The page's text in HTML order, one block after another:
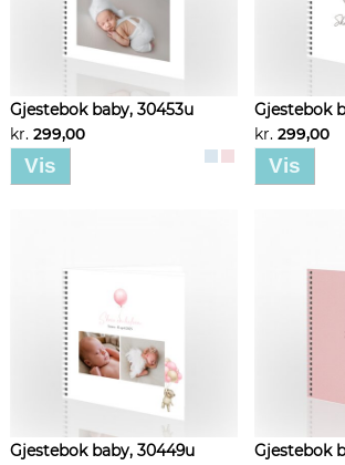
Gjestebok baby, 30453u
kr. 299,00
Vis
Gjestebok
kr. 299,00
Vis
Gjestebok baby, 30449u
Gjestebok